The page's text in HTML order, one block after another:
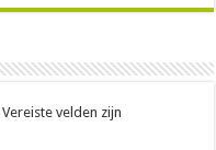
Vereiste velden zijn